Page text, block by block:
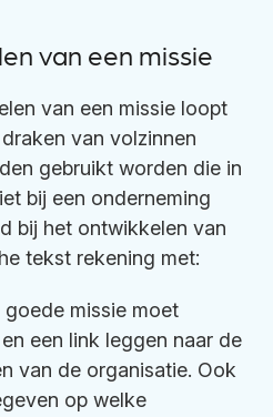
van een missie
van een missie loopt
van volzinnen
gebruikt worden die in
bij een onderneming
bij het ontwikkelen van
tekst rekening met:
goede missie moet
een link leggen naar de
van de organisatie. Ook
op welke